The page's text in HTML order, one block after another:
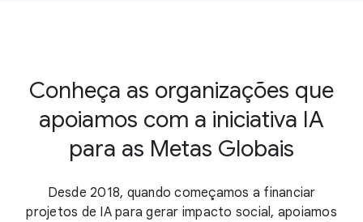
Conheça as organizações que
apoiamos com a iniciativa IA
para as Metas Globais
Desde 2018, quando começamos a financiar
projetos de IA para gerar impacto social, apoiamos